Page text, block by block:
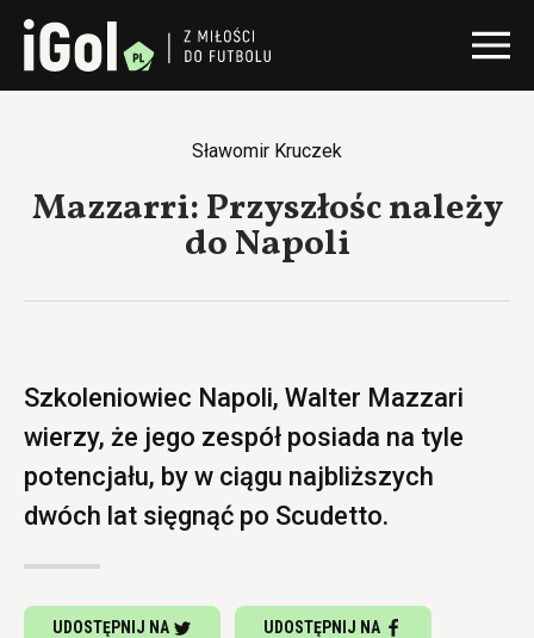
Sławomir Kruczek
Mazzarri: Przyszłośc należy
do Napoli
Szkoleniowiec Napoli, Walter Mazzari
wierzy, że jego zespół posiada na tyle
potencjału, by w ciągu najbliższych
dwóch lat sięgnąć po Scudetto.
UDOSTĘPNIJ NA UDOSTĘPNIJ NA